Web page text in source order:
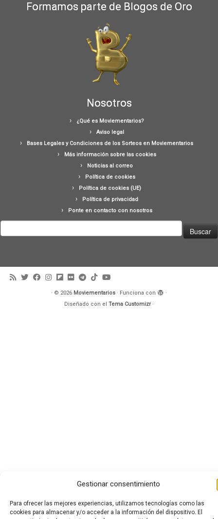
Gestionar consentimiento
Para ofrecer las mejores experiencias, utilizamos tecnologías como las
cookies para almacenar y/o acceder a la información del dispositivo. El
Formamos parte de Blogos de Oro
Nosotros
¿Qué es Moviementarios?
Aviso legal
Bases Legales y Condiciones de los Sorteos en Moviementarios
Más información sobre las cookies
Noticias al correo
Política de cookies
Política de cookies (UE)
Política de privacidad
Ponte en contacto con nosotros
· © 2026 Moviementarios · Funciona con
·
Diseñado con el Tema Customizr·